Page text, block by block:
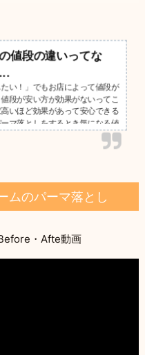
値段の違いってな
たい！」でもお店によって値段が
段が安い方が効果がないってこ
いほど効果があって安心できる
マ落としをするとき気になる値
絶対に失敗されたくない！」そん
ムのパーマ落とし
・Afte動画